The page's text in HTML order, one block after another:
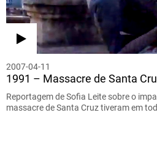
2007-04-11
1991 – Massacre de Santa
Reportagem de Sofia Leite sobre o
massacre de Santa Cruz tiveram em